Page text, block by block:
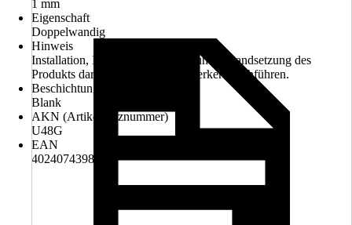
1 mm
Eigenschaft
Doppelwandig
Hinweis
Installation, Inspektion, Wartung und Instandsetzung des
Produkts darf nur ein Fachhandwerker durchführen.
Beschichtung
Blank
AKN (Artikelkurznummer)
U48G
EAN
4024074398050